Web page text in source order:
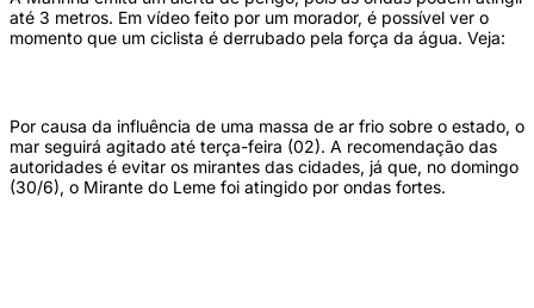
até 3 metros. Em vídeo feito por um morador, é possível ver o
momento que um ciclista é derrubado pela força da água. Veja:
Por causa da influência de uma massa de ar frio sobre o estado, o
mar seguirá agitado até terça-feira (02). A recomendação das
autoridades é evitar os mirantes das cidades, já que, no domingo
(30/6), o Mirante do Leme foi atingido por ondas fortes.